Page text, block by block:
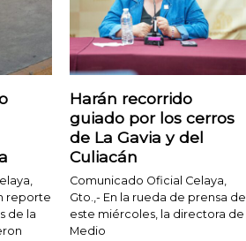
reporte
de la
Harán recorrido
guiado por los cerros
de La Gavia y del
Culiacán
Comunicado Oficial Celaya,
Gto.,- En la rueda de prensa de
este miércoles, la directora de
Medio